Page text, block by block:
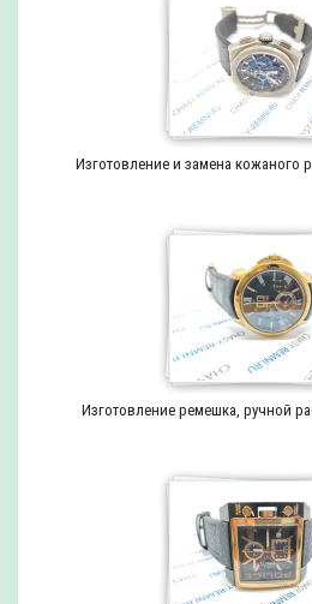
Изготовление и замена кожаного
Изготовление ремешка, ручной